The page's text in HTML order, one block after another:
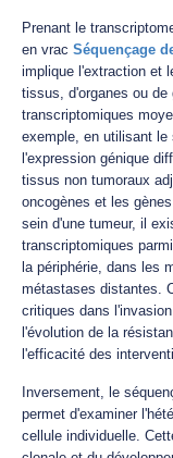
Prenant le
en vrac Séquençage
implique l'extraction et
tissus, d'organes ou de
transcriptomiques
exemple, en utilisant le
l'expression génique
tissus non tumoraux
oncogènes et les
sein d'une tumeur, il
transcriptomiques
la périphérie, dans les
métastases distantes.
critiques dans
l'évolution de la
l'efficacité des
Inversement, le
permet d'examiner
cellule individuelle.